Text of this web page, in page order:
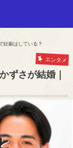
妊娠はしている？
エンタメ
ずさが結婚｜